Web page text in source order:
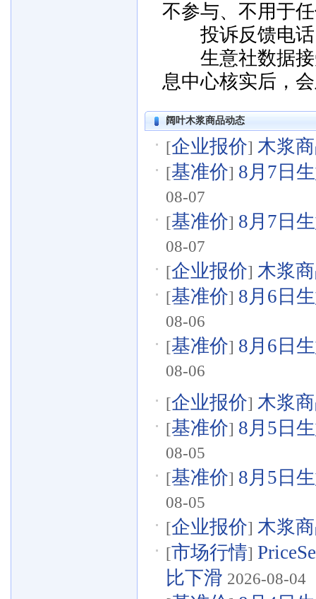
不参与、不用于
投诉反馈电话
生意社数据接
息中心核实后，
阔叶木浆商品动态
[企业报价] 木浆
[基准价] 8月7日
08-07
[基准价] 8月7日
08-07
[企业报价] 木浆
[基准价] 8月6日
08-06
[基准价] 8月6日
08-06
[企业报价] 木浆
[基准价] 8月5日
08-05
[基准价] 8月5日
08-05
[企业报价] 木浆
[市场行情]
比下滑 2026-08-04